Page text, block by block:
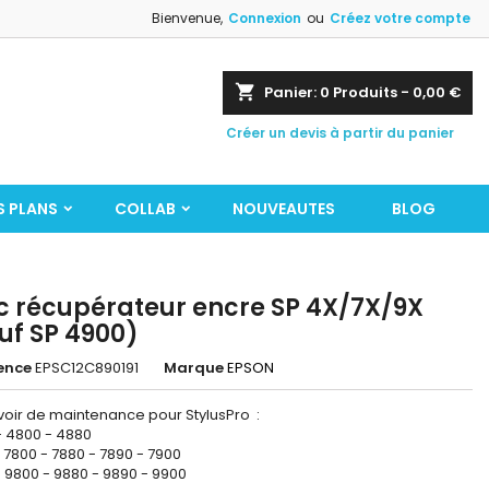
Bienvenue, Connexion ou Créez votre compte
shopping_cart Panier: 0 Produits - 0,00 €
Créer un devis à partir du panier
PLANS COLLAB NOUVEAUTES BLOG
récupérateur encre SP 4X/7X/9X
SP 4900)
EPSC12C890191 MarqueEPSON
de maintenance pour StylusPro :
4800 - 4880
- 7880 - 7890 - 7900
- 9880 - 9890 - 9900